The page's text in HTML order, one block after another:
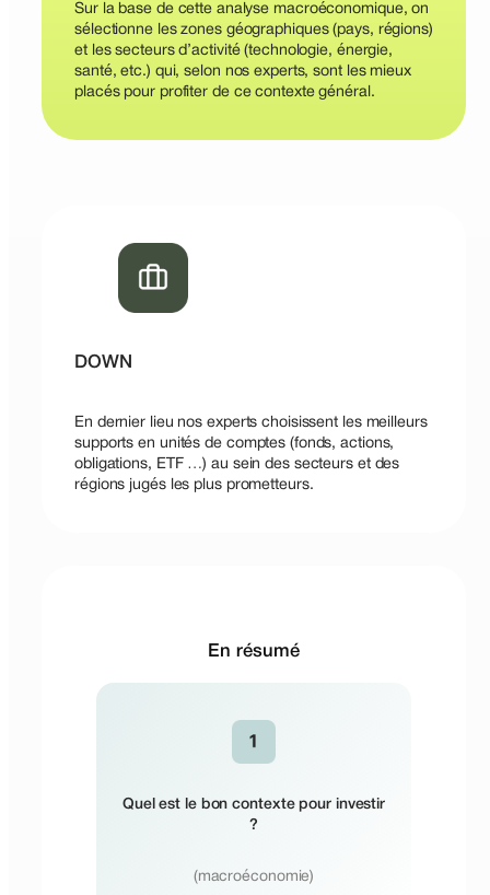
Sur la base de cette analyse macroéconomique, on
sélectionne les zones géographiques (pays, régions)
et les secteurs d’activité (technologie, énergie,
santé, etc.) qui, selon nos experts, sont les mieux
placés pour profiter de ce contexte général.
DOWN
En dernier lieu nos experts choisissent les meilleurs
supports en unités de comptes (fonds, actions,
obligations, ETF …) au sein des secteurs et des
régions jugés les plus prometteurs.
En résumé
Quel est le bon contexte pour investir
?
(macroéconomie)